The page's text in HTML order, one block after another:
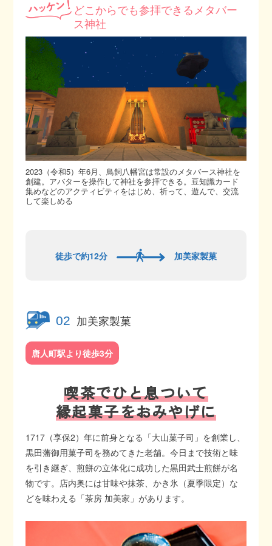
どこからでも参拝できるメタバー
ス神社
2023（令和5）年6月、鳥飼八幡宮は常設のメタバース神社を
創建。アバターを操作して神社を参拝できる。豆知識カード
集めなどのアクティビティをはじめ、祈って、遊んで、交流
して楽しめる
徒歩で約12分 加美家製菓
02 加美家製菓
唐人町駅より徒歩3分
喫茶でひと息ついて
縁起菓子をおみやげに
1717（享保2）年に前身となる「大山菓子司」を創業し、
黒田藩御用菓子司を務めてきた老舗。今日まで技術と味
を引き継ぎ、煎餅の立体化に成功した黒田武士煎餅が名
物です。店内奥には甘味や抹茶、かき氷（夏季限定）な
どを味わえる「茶房 加美家」があります。